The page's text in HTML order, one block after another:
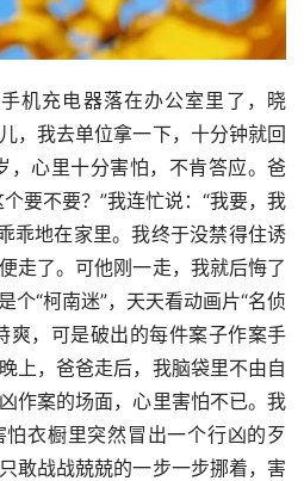
机充电器落在办公室里了，晓
，我去单位拿一下，十分钟就回
，心里十分害怕，不肯答应。爸
要不要？”我连忙说：“我要，我
乖地在家里。我终于没禁得住诱
走了。可他刚一走，我就后悔了
“柯南迷”，天天看动画片“名侦
爽，可是破出的每件案子作案手
上，爸爸走后，我脑袋里不由自
作案的场面，心里害怕不已。我
衣橱里突然冒出一个行凶的歹
敢战战兢兢的一步一步挪着，害